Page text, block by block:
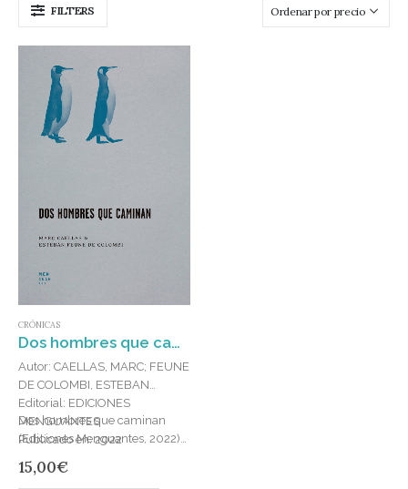
FILTERS
CRÓNICAS
Dos hombres que caminan
Autor: CAELLAS, MARC; FEUNE
DE COLOMBI, ESTEBAN
Editorial: EDICIONES
MENGUANTES
Publicado en: 2022
ISBN: 978-84-124339-1-3
Dos hombres que caminan
(Ediciones Menguantes, 2022)
cuatro manos por Marc Caellas
15,00€